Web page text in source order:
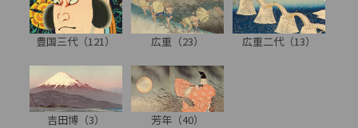
豊国三代（121） 広重（23） 広重二代（13）
吉田博（3） 芳年（40）